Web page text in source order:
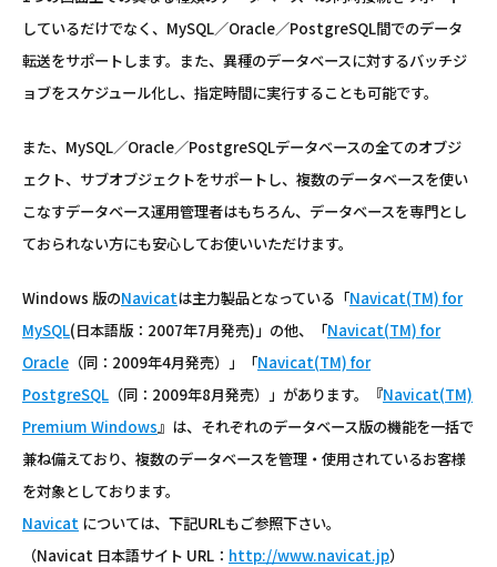
しているだけでなく、MySQL／Oracle／PostgreSQL間でのデータ
転送をサポートします。また、異種のデータベースに対するバッチジ
ョブをスケジュール化し、指定時間に実行することも可能です。
また、MySQL／Oracle／PostgreSQLデータベースの全てのオブジ
ェクト、サブオブジェクトをサポートし、複数のデータベースを使い
こなすデータベース運用管理者はもちろん、データベースを専門とし
ておられない方にも安心してお使いいただけます。
Windows 版のNavicatは主力製品となっている「Navicat(TM) for
MySQL(日本語版：2007年7月発売)」の他、「Navicat(TM) for
Oracle （同：2009年4月発売）」「Navicat(TM) for
PostgreSQL （同：2009年8月発売）」があります。『Navicat(TM)
Premium Windows 』は、それぞれのデータベース版の機能を一括で
兼ね備えており、複数のデータベースを管理・使用されているお客様
を対象としております。
Navicat については、下記URLもご参照下さい。
（Navicat 日本語サイト URL： http://www.navicat.jp）